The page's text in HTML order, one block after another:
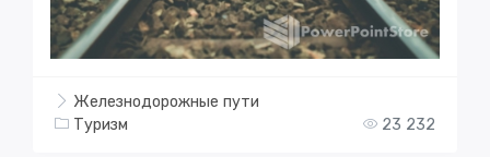
Железнодорожные пути
Туризм
23 232